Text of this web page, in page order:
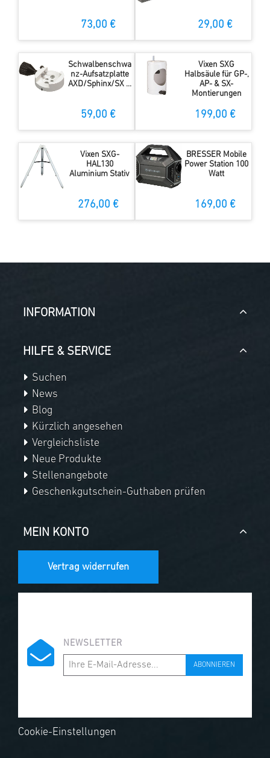
73,00 € 29,00 €
Schwalbenschwa
nz-Aufsatzplatte
AXD/Sphinx/SX ...
59,00 €
Vixen SXG
Halbsäule für GP-,
AP- & SX-
Montierungen
199,00 €
Vixen SXG-
HAL130
Aluminium Stativ
276,00 €
BRESSER Mobile
Power Station 100
Watt
169,00 €
INFORMATION
HILFE & SERVICE
Suchen
News
Blog
Kürzlich angesehen
Vergleichsliste
Neue Produkte
Stellenangebote
Geschenkgutschein-Guthaben prüfen
MEIN KONTO
Vertrag widerrufen
NEWSLETTER
ABONNIEREN
Cookie-Einstellungen